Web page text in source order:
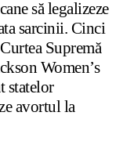
să legalizeze
sarcinii. Cinci
Supremă
Women’s
statelor
avortul la